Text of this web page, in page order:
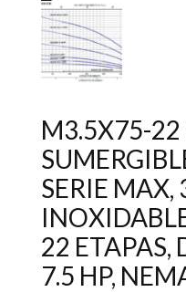
M3.5X75-
SERIE MAX,
22 ETAPAS,
7.5 HP,